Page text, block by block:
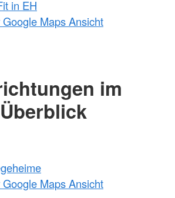
in EH
Maps Ansicht
im
Überblick
Maps Ansicht